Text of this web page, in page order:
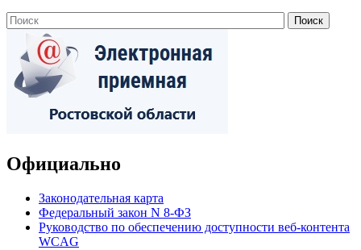
Официально
Законодательная карта
Федеральный закон N 8-ФЗ
Руководство по обеспечению доступности веб-контента
WCAG